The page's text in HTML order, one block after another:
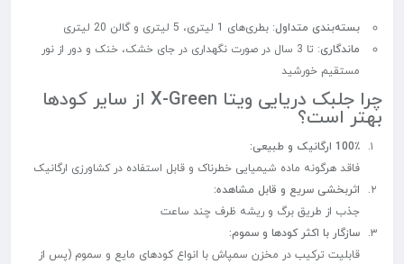
بسته‌بندی متداول: بطری‌های 1 لیتری، 5 لیتری و گالن 20 لیتری
ماندگاری
: تا 3 سال در صورت نگهداری در جای خشک، خنک و دور از نور
مستقیم خورشید
چرا جلبک دریایی ویتا X-Green از سایر کودها
بهتر است؟
100٪ ارگانیک و طبیعی:
فاقد هرگونه ماده شیمیایی خطرناک و قابل استفاده در کشاورزی ارگانیک
اثربخشی سریع و قابل مشاهده:
جذب از طریق برگ و ریشه ظرف چند ساعت
سازگار با اکثر کودها و سموم:
قابلیت ترکیب در مخزن سمپاش با انواع کودهای مایع و سموم (پس از